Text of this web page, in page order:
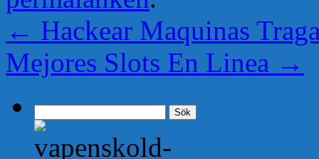
← Hackear Maquinas
Mejores Slots En Linea →
efter: